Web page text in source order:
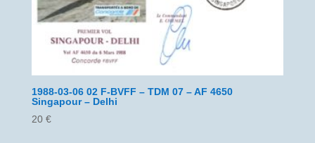
1988-03-06 02 F-BVFF – TDM 07 – AF 4650
Singapour – Delhi
20 €